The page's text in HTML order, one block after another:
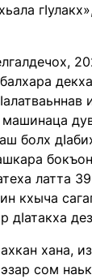
болх
латта
кхыча
дIатакха
хана,
сом